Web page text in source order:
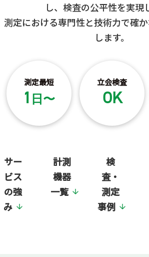
し、検査の公平性を実現
測定における専門性と技術力で確
します。
測定最短
1 日〜
立会検査
OK
サー
ビス
の強
み
計測
機器
一覧
検
査・
測定
事例